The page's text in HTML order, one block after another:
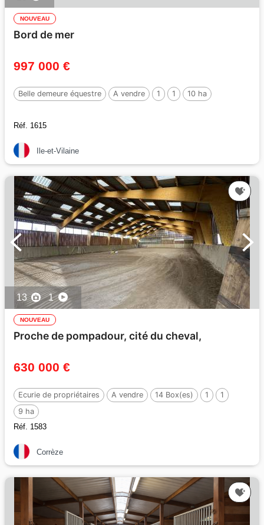
NOUVEAU
Bord de mer
997 000 €
Belle demeure équestre A vendre 1 1 10 ha
Réf. 1615
Ile-et-Vilaine
13 1
NOUVEAU
Proche de pompadour, cité du cheval,
630 000 €
Ecurie de propriétaires A vendre 14 Box(es) 1
1
9 ha
Réf. 1583
Corrèze